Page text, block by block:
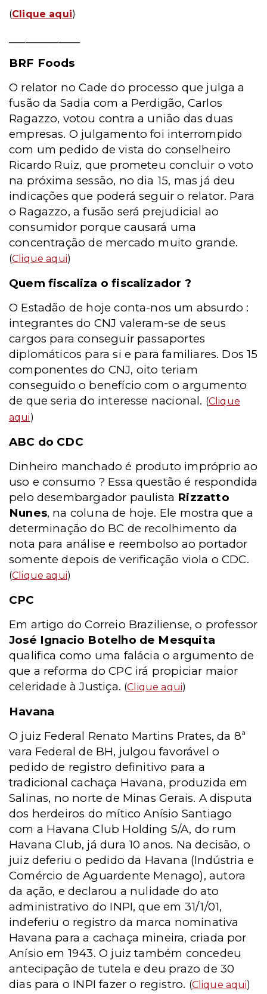
(Clique aqui)
BRF Foods
O relator no Cade do processo que julga a
fusão da Sadia com a Perdigão, Carlos
Ragazzo, votou contra a união das duas
empresas. O julgamento foi interrompido
com um pedido de vista do conselheiro
Ricardo Ruiz, que prometeu concluir o voto
na próxima sessão, no dia 15, mas já deu
indicações que poderá seguir o relator. Para
o Ragazzo, a fusão será prejudicial ao
consumidor porque causará uma
concentração de mercado muito grande.
(Clique aqui)
Quem fiscaliza o fiscalizador ?
O Estadão de hoje conta-nos um absurdo :
integrantes do CNJ valeram-se de seus
cargos para conseguir passaportes
diplomáticos para si e para familiares. Dos 15
componentes do CNJ, oito teriam
conseguido o benefício com o argumento
de que seria do interesse nacional. (Clique
aqui)
ABC do CDC
Dinheiro manchado é produto impróprio ao
uso e consumo ? Essa questão é respondida
pelo desembargador paulista Rizzatto
Nunes, na coluna de hoje. Ele mostra que a
determinação do BC de recolhimento da
nota para análise e reembolso ao portador
somente depois de verificação viola o CDC.
(Clique aqui)
CPC
Em artigo do Correio Braziliense, o professor
José Ignacio Botelho de Mesquita
qualifica como uma falácia o argumento de
que a reforma do CPC irá propiciar maior
celeridade à Justiça. (Clique aqui)
Havana
O juiz Federal Renato Martins Prates, da 8ª
vara Federal de BH, julgou favorável o
pedido de registro definitivo para a
tradicional cachaça Havana, produzida em
Salinas, no norte de Minas Gerais. A disputa
dos herdeiros do mítico Anísio Santiago
com a Havana Club Holding S/A, do rum
Havana Club, já dura 10 anos. Na decisão, o
juiz deferiu o pedido da Havana (Indústria e
Comércio de Aguardente Menago), autora
da ação, e declarou a nulidade do ato
administrativo do INPI, que em 31/1/01,
indeferiu o registro da marca nominativa
Havana para a cachaça mineira, criada por
Anísio em 1943. O juiz também concedeu
antecipação de tutela e deu prazo de 30
dias para o INPI fazer o registro. (Clique aqui)